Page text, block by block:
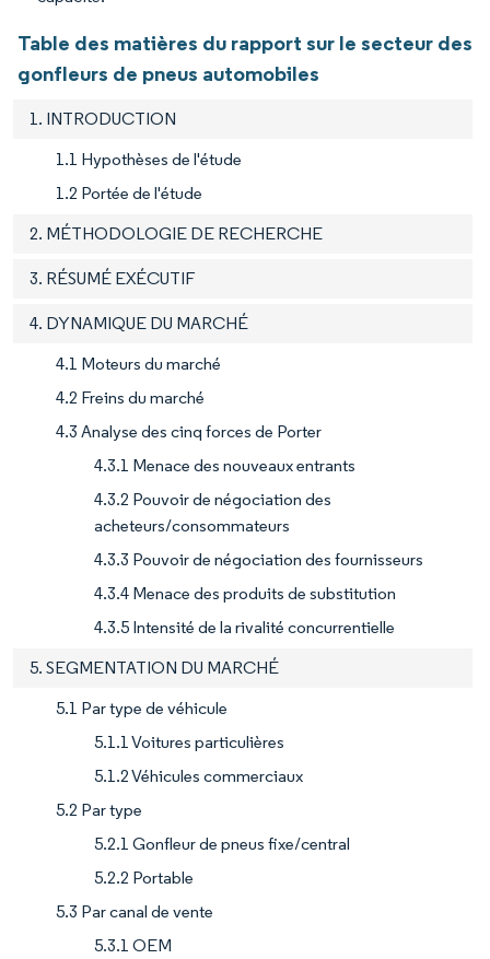
Table des matières du rapport sur le secteur des
gonfleurs de pneus automobiles
1. INTRODUCTION
1.1 Hypothèses de l'étude
1.2 Portée de l'étude
2. MÉTHODOLOGIE DE RECHERCHE
3. RÉSUMÉ EXÉCUTIF
4. DYNAMIQUE DU MARCHÉ
4.1 Moteurs du marché
4.2 Freins du marché
4.3 Analyse des cinq forces de Porter
4.3.1 Menace des nouveaux entrants
4.3.2 Pouvoir de négociation des
acheteurs/consommateurs
4.3.3 Pouvoir de négociation des fournisseurs
4.3.4 Menace des produits de substitution
4.3.5 Intensité de la rivalité concurrentielle
5. SEGMENTATION DU MARCHÉ
5.1 Par type de véhicule
5.1.1 Voitures particulières
5.1.2 Véhicules commerciaux
5.2 Par type
5.2.1 Gonfleur de pneus fixe/central
5.2.2 Portable
5.3 Par canal de vente
5.3.1 OEM